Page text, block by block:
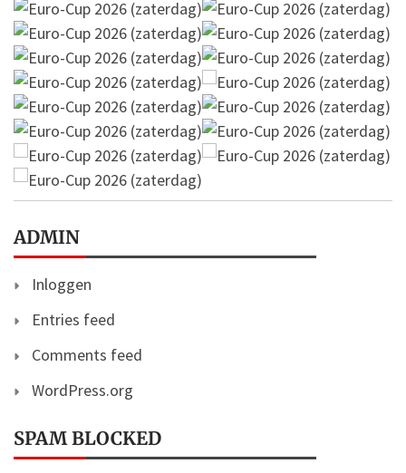
ADMIN
Inloggen
Entries feed
Comments feed
WordPress.org
SPAM BLOCKED